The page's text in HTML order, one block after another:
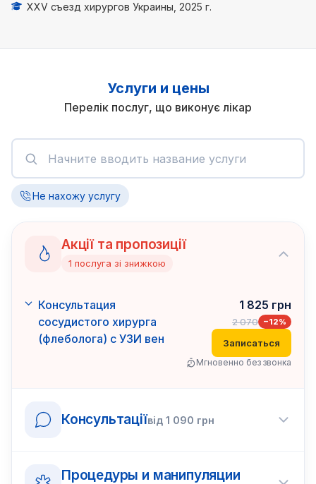
XXV съезд хирургов Украины, 2025 г.
Услуги и цены
Перелік послуг, що виконує лікар
Не нахожу услугу
Акції та пропозиції
1 послуга зі знижкою
Консультация
сосудистого хирурга
(флеболога) с УЗИ вен
1 825 грн
2 070 −12%
Записаться
Мгновенно без звонка
Консультаціївід 1 090 грн
Процедуры и манипуляции